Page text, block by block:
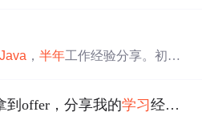
速入门。
Java ，半年工作经验分享。初期
兴趣，通过阅读《java编程思
到offer，分享我的学习经验，这些坑千万别踩！